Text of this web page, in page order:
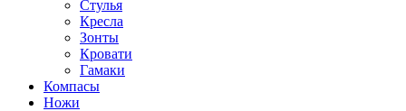
Стулья
Кресла
Зонты
Кровати
Гамаки
Компасы
Ножи